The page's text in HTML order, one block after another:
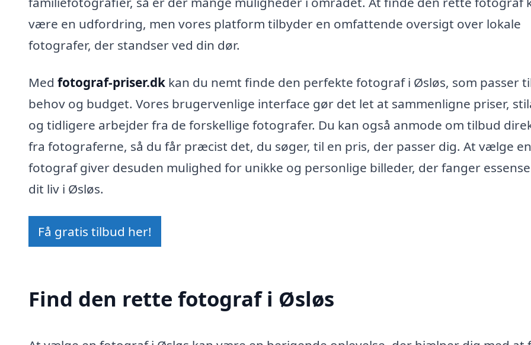
være en udfordring, men vores platform tilbyder en omfattende oversigt over lokale
fotografer, der standser ved din dør.
Med fotograf-priser.dk kan du nemt finde den perfekte fotograf i Øsløs, som passer
behov og budget. Vores brugervenlige interface gør det let at sammenligne priser,
og tidligere arbejder fra de forskellige fotografer. Du kan også anmode om tilbud
fra fotograferne, så du får præcist det, du søger, til en pris, der passer dig. At vælge
fotograf giver desuden mulighed for unikke og personlige billeder, der fanger
dit liv i Øsløs.
Få gratis tilbud her!
Find den rette fotograf i Øsløs